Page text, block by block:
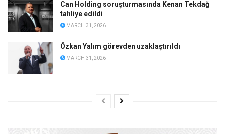
Can Holding soruşturmasında Kenan Tekdağ
tahliye edildi
MARCH 31, 2026
Özkan Yalım görevden uzaklaştırıldı
MARCH 31, 2026